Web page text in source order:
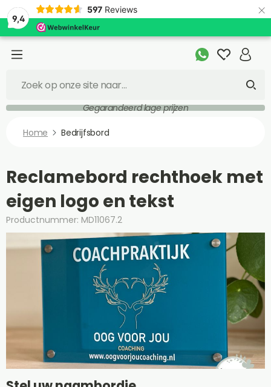
9,4
597 Reviews ×
Gegarandeerd lage prijzen
Home Bedrijfsbord
Reclamebord rechthoek met
eigen logo en tekst
Productnummer: MD11067.2